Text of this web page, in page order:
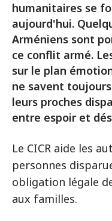
humanitaires se
aujourd'hui.
Arméniens sont
ce conflit armé.
sur le plan
ne savent
leurs proches
entre espoir et
Le CICR aide les
personnes
obligation légale
aux familles.